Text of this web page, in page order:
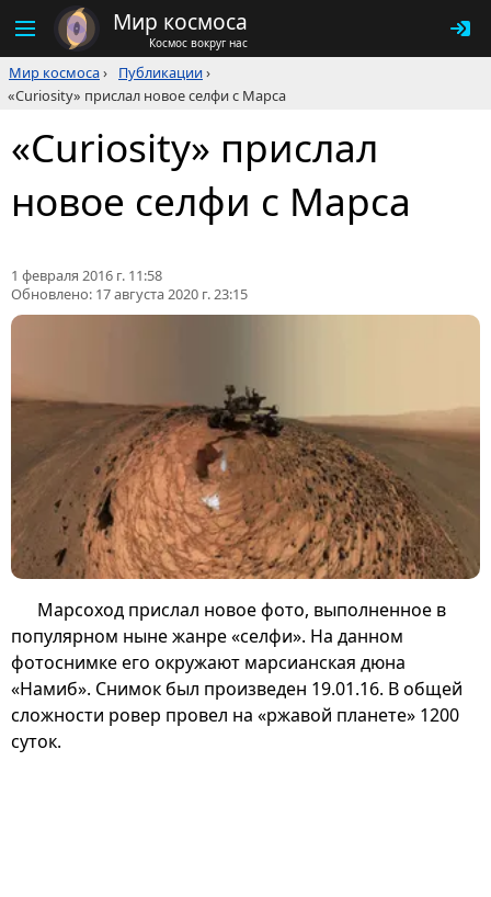
Мир космоса
Космос вокруг нас
Мир космоса› Публикации›
«Curiosity» прислал новое селфи с Марса
«Curiosity» прислал
новое селфи с Марса
1 февраля 2016 г. 11:58
Обновлено: 17 августа 2020 г. 23:15
Марсоход прислал новое фото, выполненное в
популярном ныне жанре «селфи». На данном
фотоснимке его окружают марсианская дюна
«Намиб». Снимок был произведен 19.01.16. В общей
сложности ровер провел на «ржавой планете» 1200
суток.